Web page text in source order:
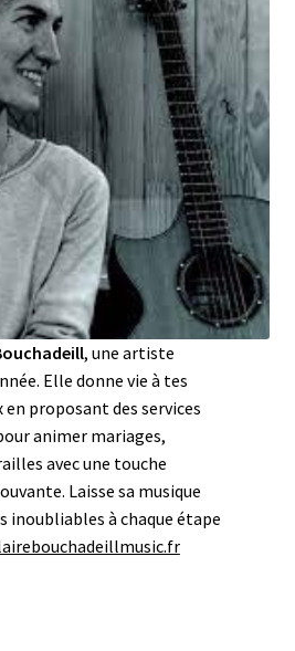
, une artiste
Elle donne vie à tes
proposant des services
animer mariages,
avec une touche
Laisse sa musique
inoubliables à chaque étape